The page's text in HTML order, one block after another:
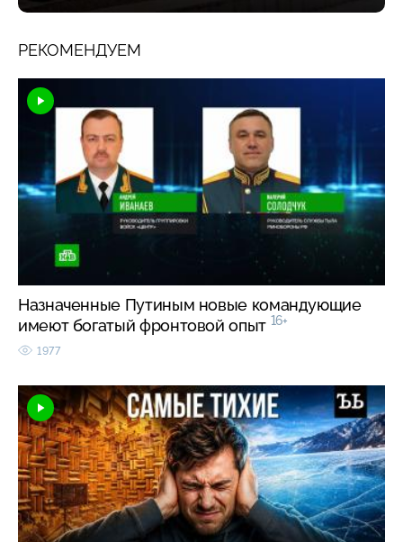
РЕКОМЕНДУЕМ
Назначенные Путиным новые командующие
имеют богатый фронтовой опыт 16+
1977